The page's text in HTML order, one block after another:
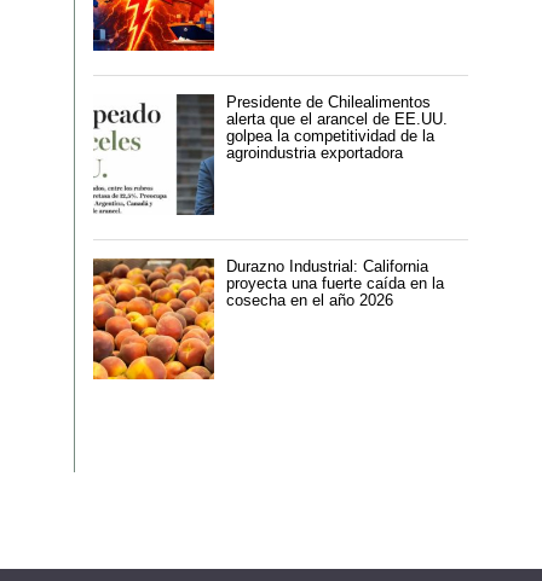
Presidente de Chilealimentos
alerta que el arancel de EE.UU.
golpea la competitividad de la
agroindustria exportadora
Durazno Industrial: California
proyecta una fuerte caída en la
cosecha en el año 2026